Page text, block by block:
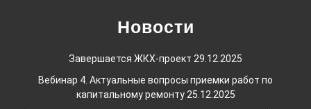
Новости
Завершается ЖКХ-проект 29.12.2025
Вебинар 4. Актуальные вопросы приемки работ по
капитальному ремонту 25.12.2025